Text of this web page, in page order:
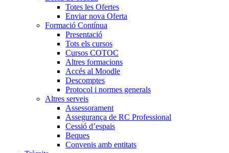
Totes les Ofertes
Enviar nova Oferta
Formació Contínua
Presentació
Tots els cursos
Cursos COTOC
Altres formacions
Accés al Moodle
Descomptes
Protocol i normes generals
Altres serveis
Assessorament
Assegurança de RC Professional
Cessió d’espais
Beques
Convenis amb entitats